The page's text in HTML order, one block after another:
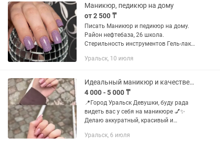
Маникюр, педикюр на дому
от 2 500 ₸
Писать Маникюр и педикюр на дому.
Район нефтебаза, 26 школа.
Стерильность инструментов Гель-лак
Японский маникюр 4000 Чужое снятие
Уральск, 10 июля
Идеальный маникюр и качественное наращивание ногтей
4 000 - 5 000 ₸
📍Город Уральск Девушки, буду рада
видеть вас у себя на маникюре 💅✨
Делаю аккуратный, красивый и
Наращивание ногтей - 5000т • Гель-
Уральск, 6 июля